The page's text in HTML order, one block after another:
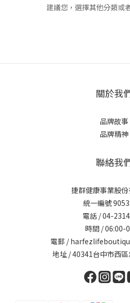
建議您，選擇其他分類或
關於我
品牌故事
品牌精神
聯絡我
捷群健康事業股
統一編號
電話 / 04-
時間 / 06:00-
電郵 /
地址 / 40341台中市西